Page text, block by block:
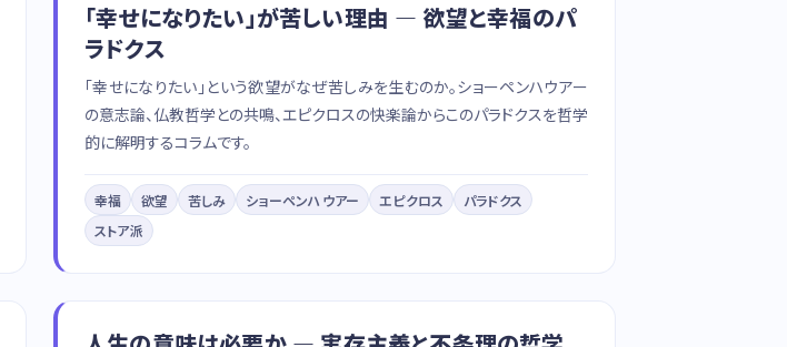
「幸せになりたい」が苦しい理由 — 欲望と幸福のパ
ラドクス
「幸せになりたい」という欲望がなぜ苦しみを生むのか。ショーペンハウアー
の意志論、仏教哲学との共鳴、エピクロスの快楽論からこのパラドクスを哲学
的に解明するコラムです。
幸福 欲望 苦しみ ショーペンハウアー エピクロス
パラドクス
ストア派